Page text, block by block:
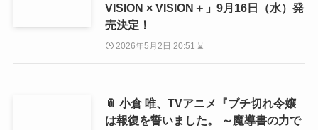
VISION × VISION＋」9月16日（水）発
売決定！
2026年5月2日 20:51 ⌛
📎 小倉 唯、TVアニメ『ブチ切れ令嬢
は報復を誓いました。 ～魔導書の力で